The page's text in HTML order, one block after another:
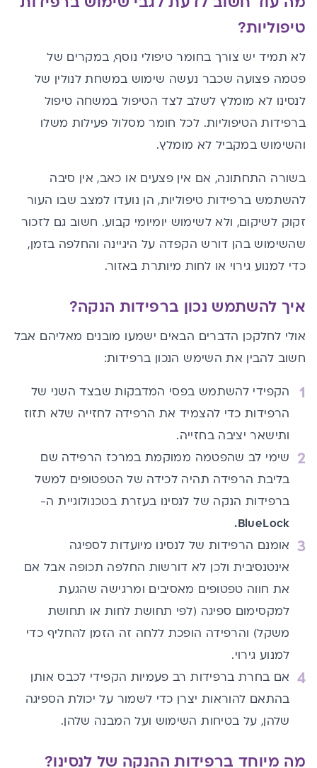
טיפוליות?
לא תמיד יש צורך בחומר טיפולי נוסף, במקרים של
פטמה פצועה שכבר נעשה שימוש במשחת לנולין של
לנסינו לא מומלץ לשלב לצד הטיפול במשחה טיפול
ברפידות הטיפוליות. לכל חומר מסלול פעילות משלו
והשימוש במקביל לא מומלץ.
בשורה התחתונה, אם אין פצעים או כאב, אין סיבה
להשתמש ברפידות טיפוליות, הן נועדו למצב שבו העור
זקוק לשיקום, ולא לשימוש יומיומי קבוע. חשוב גם לזכור
שהשימוש בהן דורש הקפדה על היגיינה והחלפה בזמן,
כדי למנוע גירוי או לחות מיותרת באזור.
איך להשתמש נכון ברפידות הנקה?
אולי לחלקכן הדברים הבאים ישמעו מובנים מאליהם אבל
חשוב להבין את השימש הנכון ברפידות:
הקפידי להשתמש בפסי המדבקות שבצד השני של
הרפידות כדי להצמיד את הרפידה לחזייה שלא תזוז
ותישאר יציבה בחזייה.
שימי לב שהפטמה ממוקמת במרכז הרפידה שם
בליבת הרפידה תהיה לכידה של הטפטופים למשל
ברפידות הנקה של לנסינו בעזרת בטכנולוגיית ה-
BlueLock
.
אומנם הרפידות של לנסינו מיועדות לספיגה
אינטנסיבית ולכן לא דורשות החלפה תכופה אבל אם
את חווה טפטופים מאסיבים ומרגישה שהגעת
למקסימום ספיגה (לפי תחושת לחות או תחושת
משקל) והרפידה הופכת ללחה זה הזמן להחליף כדי
למנוע גירוי.
אם בחרת ברפידות רב פעמיות הקפידי לכבס אותן
בהתאם להוראות יצרן כדי לשמור על יכולת הספיגה
שלהן, על בטיחות השימוש ועל המבנה שלהן.
מה מיוחד ברפידות ההנקה של לנסינו?